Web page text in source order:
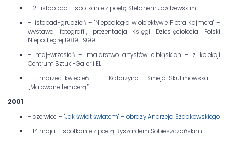
- 21 listopada – spotkanie z poetą Stefanem Jażdżewskim
- listopad-grudzień – "Niepodległa w obiektywie Piotra Kajmera" –
wystawa fotografii, prezentacja Księgi Dziesięciolecia Polski
Niepodległej 1989-1999
- maj-wrzesień – malarstwo artystów elbląskich – z kolekcji
Centrum Sztuki-Galerii EL
- marzec-kwiecień – Katarzyna Smeja-Skulimowska –
„Malowane temperą”
2001
- czerwiec – "Jak świat światem" – obrazy Andrzeja Szadkowskiego
- 14 maja – spotkanie z poetą Ryszardem Sobieszczańskim